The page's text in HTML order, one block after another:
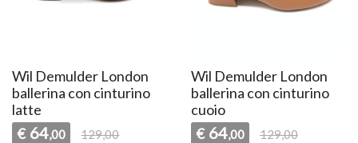
Wil Demulder London
ballerina con cinturino
latte
€ 64,00 129,00
Wil Demulder London
ballerina con cinturino
cuoio
€ 64,00 129,00